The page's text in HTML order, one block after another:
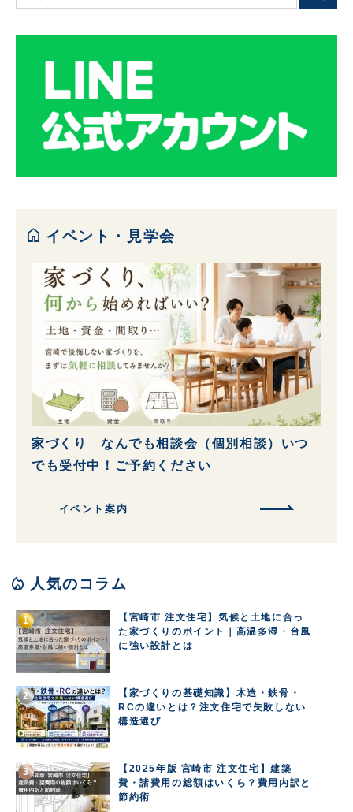
索:
home イベント・見学会
家づくり なんでも相談会（個別相談）いつ
でも受付中！ご予約ください
イベント案内
local_fire_department 人気のコラム
【宮崎市 注文住宅】気候と土地に合っ
た家づくりのポイント｜高温多湿・台風
に強い設計とは
【家づくりの基礎知識】木造・鉄骨・
RCの違いとは？注文住宅で失敗しない
構造選び
【2025年版 宮崎市 注文住宅】建築
費・諸費用の総額はいくら？費用内訳と
節約術